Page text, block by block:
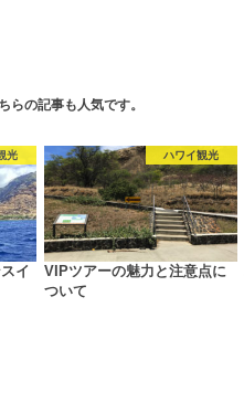
らの記事も人気です。
光
イ
ハワイ観光
VIPツアーの魅力と注意点に
ついて